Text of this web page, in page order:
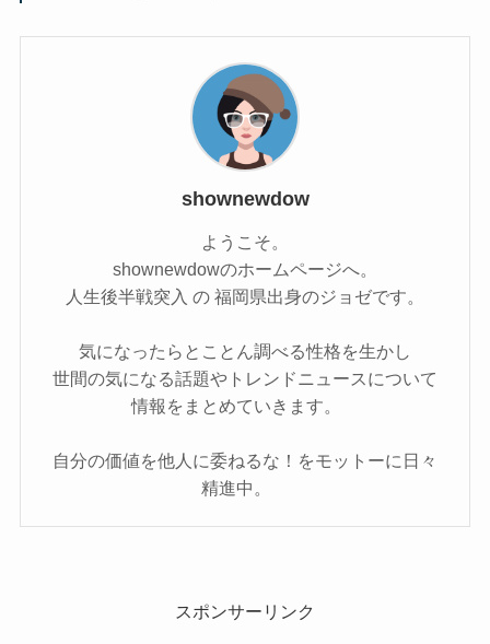
shownewdow
ようこそ。
shownewdowのホームページへ。
人生後半戦突入 の 福岡県出身のジョゼです。
気になったらとことん調べる性格を生かし
世間の気になる話題やトレンドニュースについて
情報をまとめていきます。
自分の価値を他人に委ねるな！をモットーに日々
精進中。
スポンサーリンク